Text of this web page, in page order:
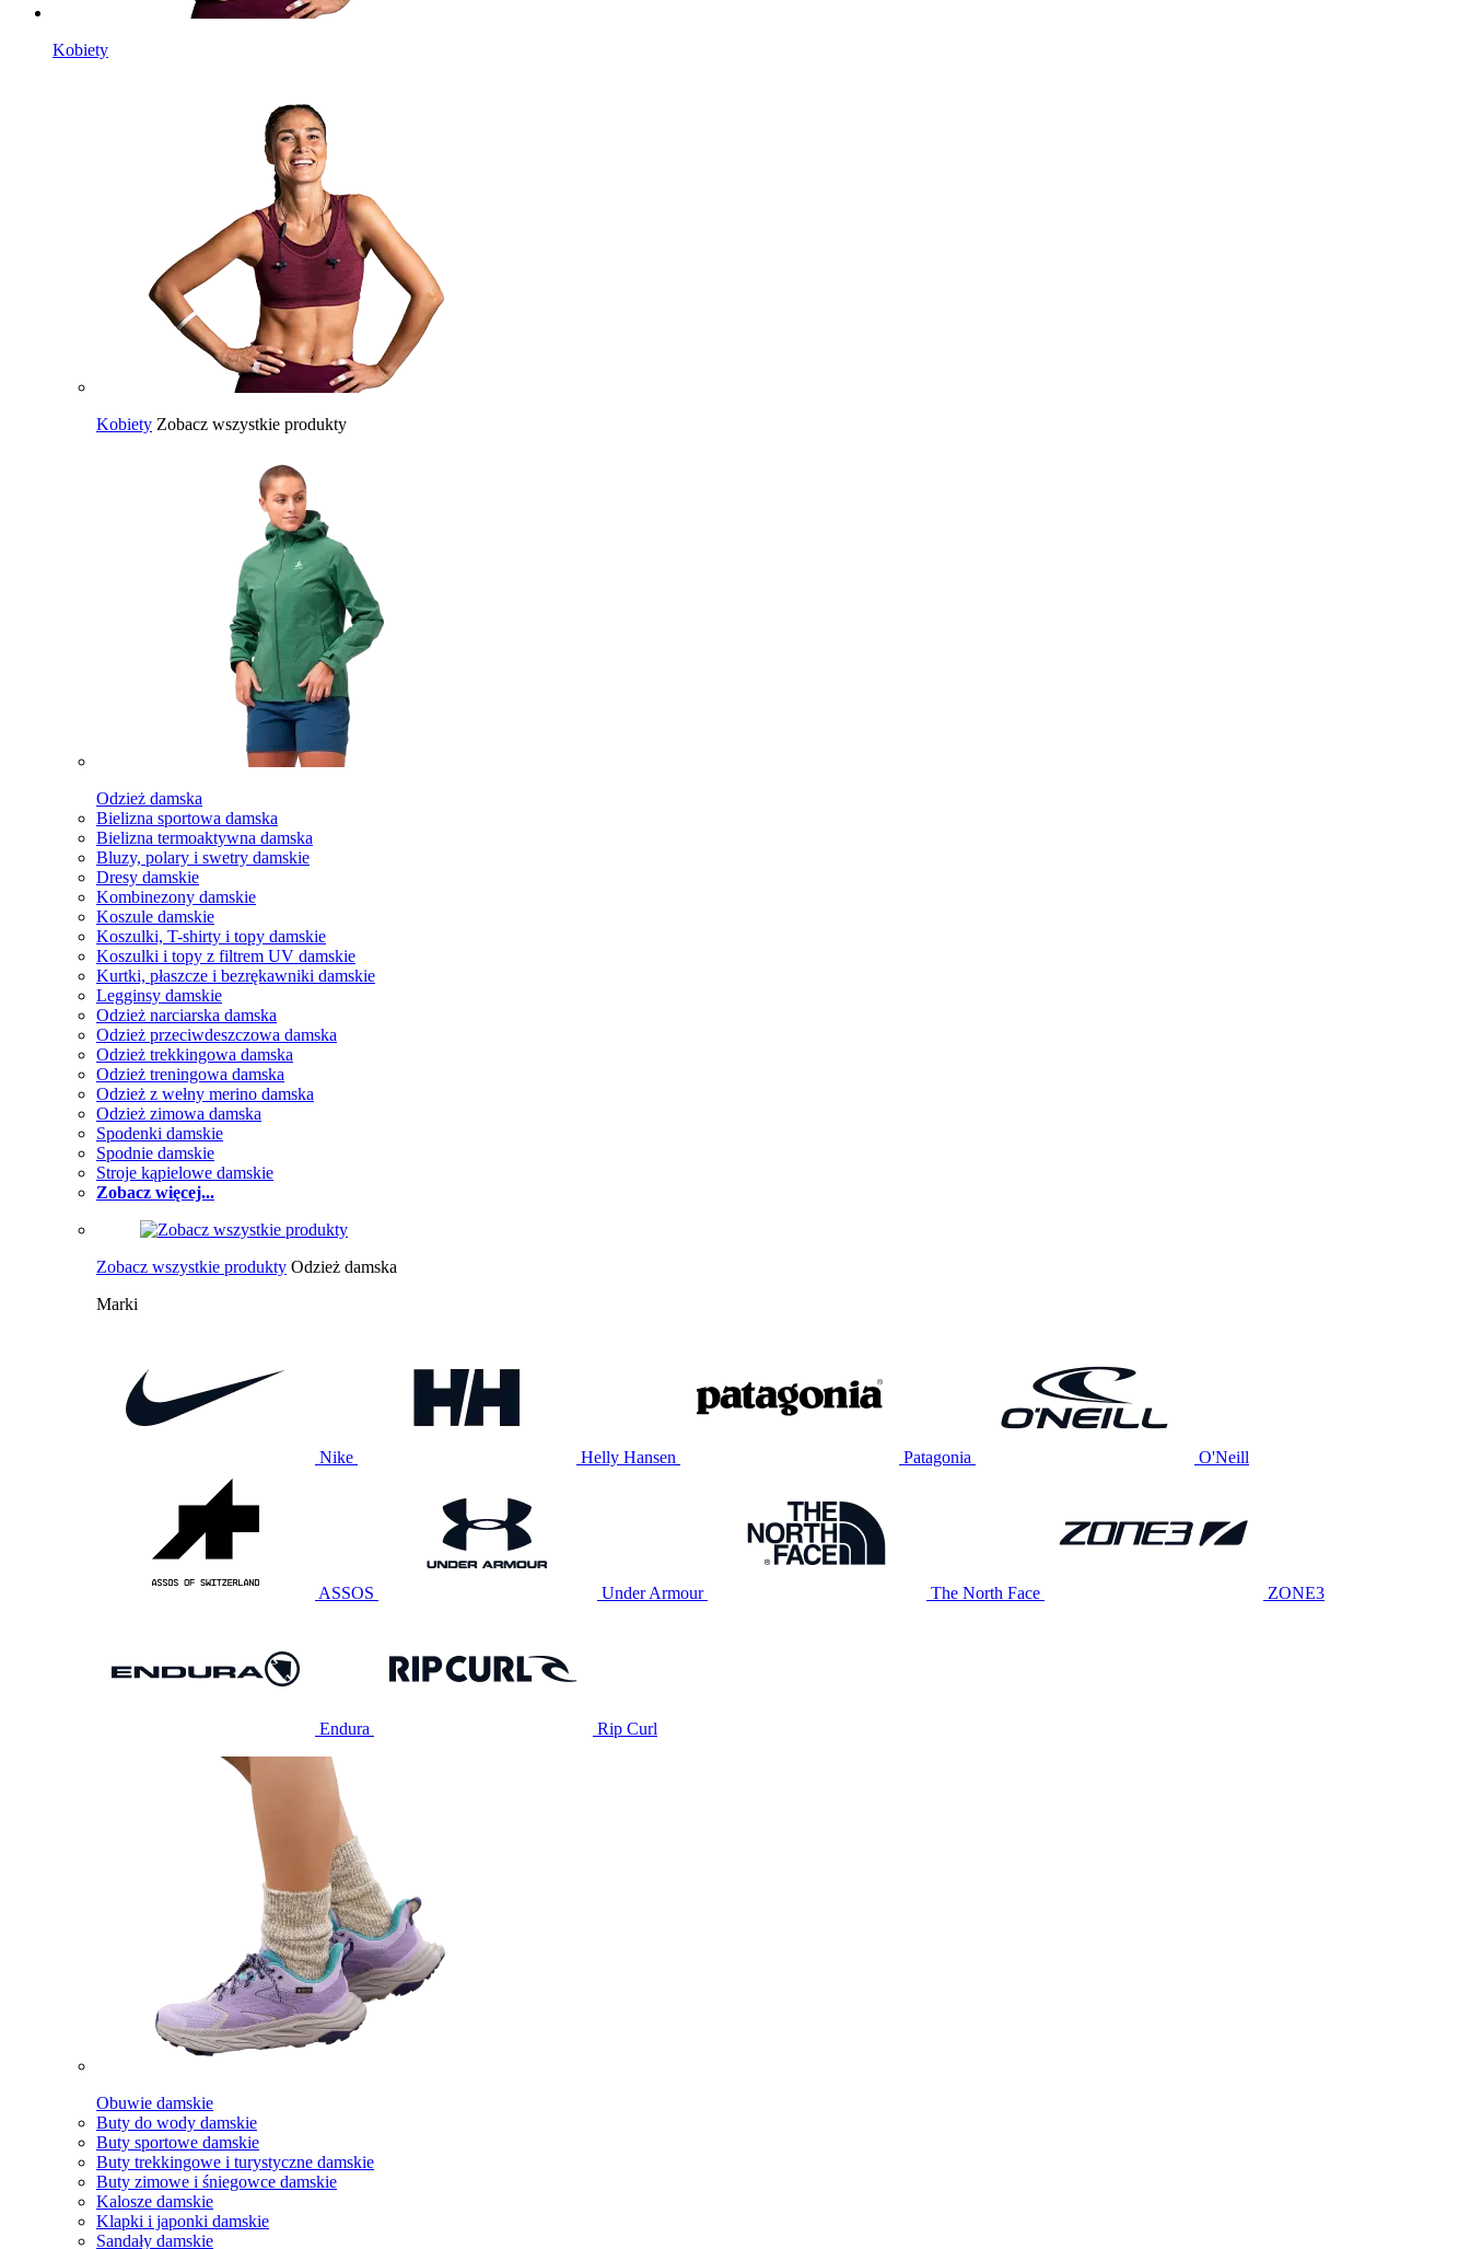
Kobiety
Kobiety Zobacz wszystkie produkty
Odzież damska
Bielizna sportowa damska
Bielizna termoaktywna damska
Bluzy, polary i swetry damskie
Dresy damskie
Kombinezony damskie
Koszule damskie
Koszulki, T-shirty i topy damskie
Koszulki i topy z filtrem UV damskie
Kurtki, płaszcze i bezrękawniki damskie
Legginsy damskie
Odzież narciarska damska
Odzież przeciwdeszczowa damska
Odzież trekkingowa damska
Odzież treningowa damska
Odzież z wełny merino damska
Odzież zimowa damska
Spodenki damskie
Spodnie damskie
Stroje kąpielowe damskie
Zobacz więcej...
Zobacz wszystkie produkty Odzież damska
Marki
Nike Helly Hansen Patagonia O'Neill
ASSOS Under Armour The North Face ZONE3
Endura Rip Curl
Obuwie damskie
Buty do wody damskie
Buty sportowe damskie
Buty trekkingowe i turystyczne damskie
Buty zimowe i śniegowce damskie
Kalosze damskie
Klapki i japonki damskie
Sandały damskie